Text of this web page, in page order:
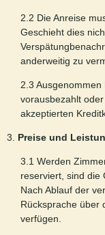
2.2 Die Anreise
Geschieht dies
anderweitig zu
2.3
vorausbezahlt
akzeptierten
3. Preise und
3.1 Werden
reserviert, sind die
Nach Ablauf der
Rücksprache über
verfügen.